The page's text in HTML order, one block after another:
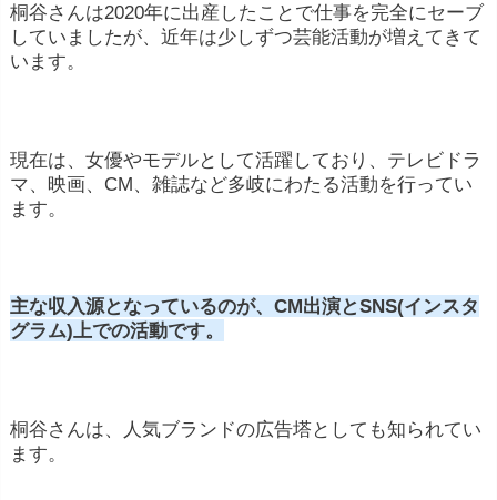
桐谷さんは2020年に出産したことで仕事を完全にセーブ
していましたが、近年は少しずつ芸能活動が増えてきて
います。
現在は、女優やモデルとして活躍しており、テレビドラ
マ、映画、CM、雑誌など多岐にわたる活動を行ってい
ます。
主な収入源となっているのが、CM出演とSNS(インスタ
グラム)上での活動です。
桐谷さんは、人気ブランドの広告塔としても知られてい
ます。